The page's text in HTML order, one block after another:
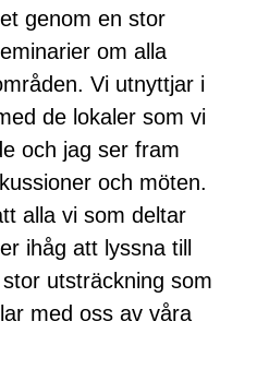
genom en stor
om alla
Vi utnyttjar i
de lokaler som vi
och jag ser fram
och möten.
alla vi som deltar
ihåg att lyssna till
utsträckning som
med oss av våra